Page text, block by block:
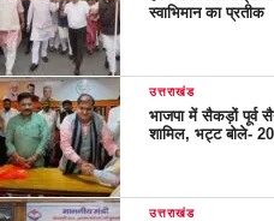
स्वाभिमान का प्रतीक
उत्तराखंड
भाजपा में सैकड़ों पूर्व
शामिल, भट्ट बोले-
उत्तराखंड